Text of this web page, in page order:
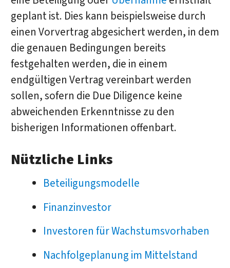
geplant ist. Dies kann beispielsweise durch
einen Vorvertrag abgesichert werden, in dem
die genauen Bedingungen bereits
festgehalten werden, die in einem
endgültigen Vertrag vereinbart werden
sollen, sofern die Due Diligence keine
abweichenden Erkenntnisse zu den
bisherigen Informationen offenbart.
Nützliche Links
Beteiligungsmodelle
Finanzinvestor
Investoren für Wachstumsvorhaben
Nachfolgeplanung im Mittelstand